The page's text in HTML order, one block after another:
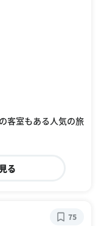
客室もある人気の旅
る
75